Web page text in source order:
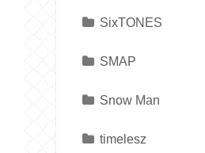
SixTONES
SMAP
Snow Man
timelesz